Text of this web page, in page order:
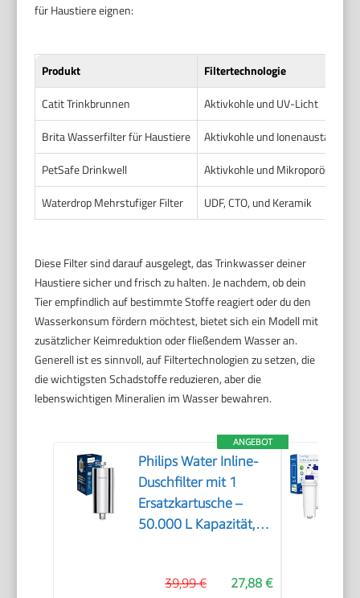
für Haustiere eignen:
Produkt
Filtertechnologie
Catit Trinkbrunnen
Aktivkohle und UV-Licht
Brita Wasserfilter für Haustiere
Aktivkohle und
PetSafe Drinkwell
Aktivkohle und Mikroporöses
Waterdrop Mehrstufiger Filter
UDF, CTO, und Keramik
Diese Filter sind darauf ausgelegt, das Trinkwasser deiner
Haustiere sicher und frisch zu halten. Je nachdem, ob dein
Tier empfindlich auf bestimmte Stoffe reagiert oder du den
Wasserkonsum fördern möchtest, bietet sich ein Modell mit
zusätzlicher Keimreduktion oder fließendem Wasser an.
Generell ist es sinnvoll, auf Filtertechnologien zu setzen, die
die wichtigsten Schadstoffe reduzieren, aber die
lebenswichtigen Mineralien im Wasser bewahren.
ANGEBOT
Philips Water Inline-
Duschfilter mit 1
Ersatzkartusche –
50.000 L Kapazität,
27,88 €
39,99 €